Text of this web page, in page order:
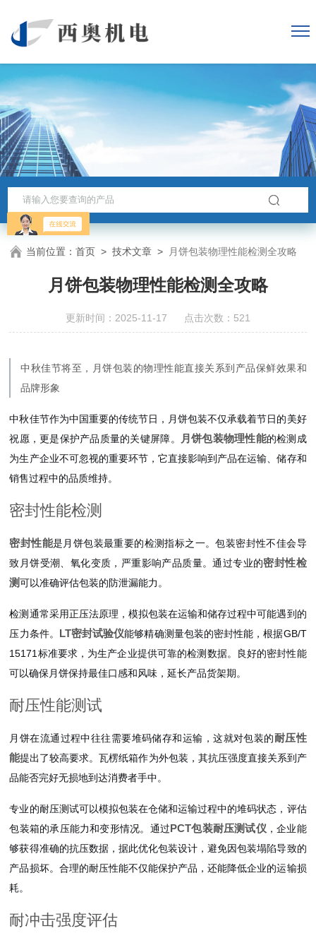
当前位置：首页 >技术文章 > 月饼包装物理性能检测全攻略
月饼包装物理性能检测全攻略
更新时间：2025-11-17 点击次数：521
中秋佳节将至，月饼包装的物理性能直接关系到产品保鲜效果和
品牌形象
中秋佳节作为中国重要的传统节日，月饼包装不仅承载着节日的美好
祝愿，更是保护产品质量的关键屏障。
月饼包装物理性能的检测成
为生产企业不可忽视的重要环节，它直接影响到产品在运输、储存和
销售过程中的品质维持。
密封性能检测
密封性能是月饼包装最重要的检测指标之一。包装密封性不佳会导
致月饼受潮、氧化变质，严重影响产品质量。通过专业的密封性检
测可以准确评估包装的防泄漏能力。
检测通常采用正压法原理，模拟包装在运输和储存过程中可能遇到的
压力条件。 LT密封试验仪能够精确测量包装的密封性能，根据GB/T
15171标准要求，为生产企业提供可靠的检测数据。良好的密封性能
可以确保月饼保持最佳口感和风味，延长产品货架期。
耐压性能测试
月饼在流通过程中往往需要堆码储存和运输，这就对包装的耐压性
能提出了较高要求。瓦楞纸箱作为外包装，其抗压强度直接关系到产
品能否完好无损地到达消费者手中。
专业的耐压测试可以模拟包装在仓储和运输过程中的堆码状态，评估
包装箱的承压能力和变形情况。通过PCT包装耐压测试仪 ，企业能
够获得准确的抗压数据，据此优化包装设计，避免因包装塌陷导致的
产品损坏。合理的耐压性能不仅能保护产品，还能降低企业的运输损
耗。
耐冲击强度评估